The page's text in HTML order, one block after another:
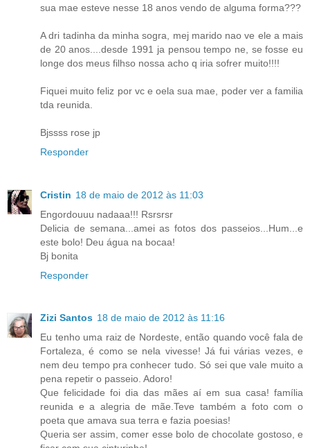
sua mae esteve nesse 18 anos vendo de alguma forma???
A dri tadinha da minha sogra, mej marido nao ve ele a mais
de 20 anos....desde 1991 ja pensou tempo ne, se fosse eu
longe dos meus filhso nossa acho q iria sofrer muito!!!!
Fiquei muito feliz por vc e oela sua mae, poder ver a familia
tda reunida.
Bjssss rose jp
Responder
Cristin 18 de maio de 2012 às 11:03
Engordouuu nadaaa!!! Rsrsrsr
Delicia de semana...amei as fotos dos passeios...Hum...e
este bolo! Deu água na bocaa!
Bj bonita
Responder
Zizi Santos 18 de maio de 2012 às 11:16
Eu tenho uma raiz de Nordeste, então quando você fala de
Fortaleza, é como se nela vivesse! Já fui várias vezes, e
nem deu tempo pra conhecer tudo. Só sei que vale muito a
pena repetir o passeio. Adoro!
Que felicidade foi dia das mães aí em sua casa! família
reunida e a alegria de mãe.Teve também a foto com o
poeta que amava sua terra e fazia poesias!
Queria ser assim, comer esse bolo de chocolate gostoso, e